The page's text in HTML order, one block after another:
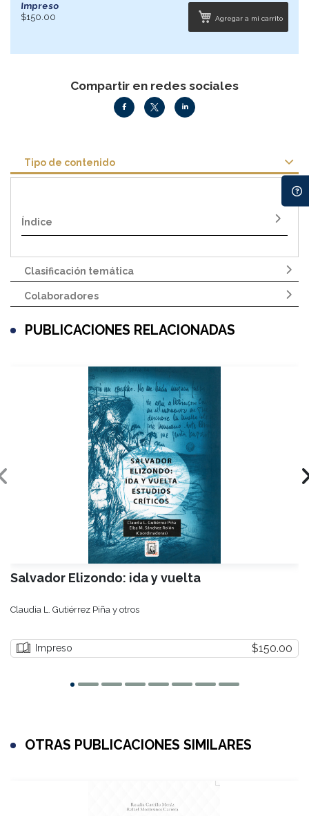
Impreso
$150.00
Agregar a mi carrito
Compartir en redes sociales
Tipo de contenido
Índice
Clasificación temática
Colaboradores
PUBLICACIONES RELACIONADAS
Salvador Elizondo: ida y vuelta
Claudia L. Gutiérrez Piña y otros
Impreso $150.00
OTRAS PUBLICACIONES SIMILARES